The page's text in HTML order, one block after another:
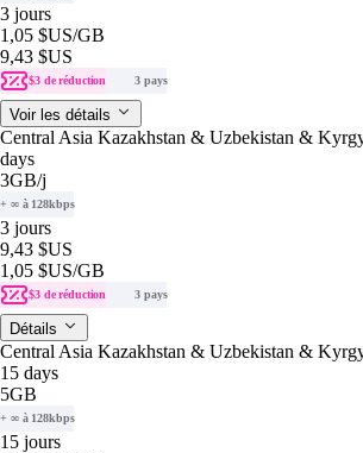
3 jours
1,05 $US/GB
9,43 $US
$3 de réduction 3 pays
Voir les détails
Central Asia Kazakhstan & Uzbekistan &
days
3GB/j
+ ∞ à 128kbps
3 jours
9,43 $US
1,05 $US/GB
$3 de réduction 3 pays
Détails
Central Asia Kazakhstan & Uzbekistan &
15 days
5GB
+ ∞ à 128kbps
15 jours